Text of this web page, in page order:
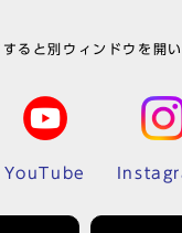
ると別ウィンドウを開
YouTube